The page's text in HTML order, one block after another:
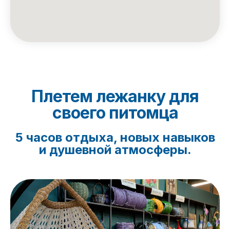
Плетем лежанку для
своего питомца
5 часов отдыха, новых навыков
и душевной атмосферы.